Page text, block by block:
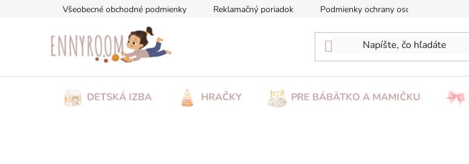
Všeobecné obchodné podmienky Reklamačný poriadok Podmienky ochrany osobných údajov
DETSKÁ IZBA HRAČKY PRE BÁBÄTKO A MAMIČKU